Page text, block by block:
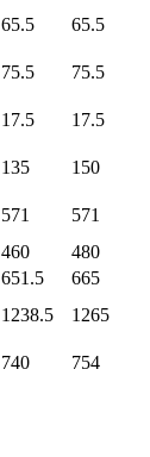
65.5
65.5
75.5
75.5
17.5
17.5
135
150
571
571
460
480
651.5
665
1238.5
1265
740 754